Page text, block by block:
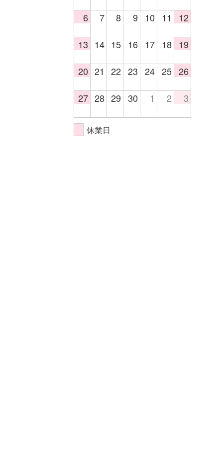
6 7 8 9 10 11 12
13 14 15 16 17 18 19
20 21 22 23 24 25 26
27 28 29 30 1 2 3
休業日